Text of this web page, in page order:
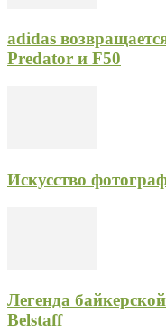
adidas
Predator и F50
Искусство
Легенда
Belstaff